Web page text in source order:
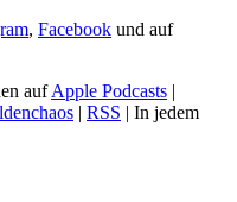
, Facebook und auf
aufApple Podcasts |
| RSS | In jedem